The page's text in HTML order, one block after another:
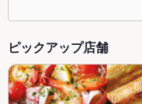
ピックアップ店舗